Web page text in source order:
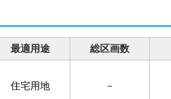
最適用途 総区画数
住宅用地 －